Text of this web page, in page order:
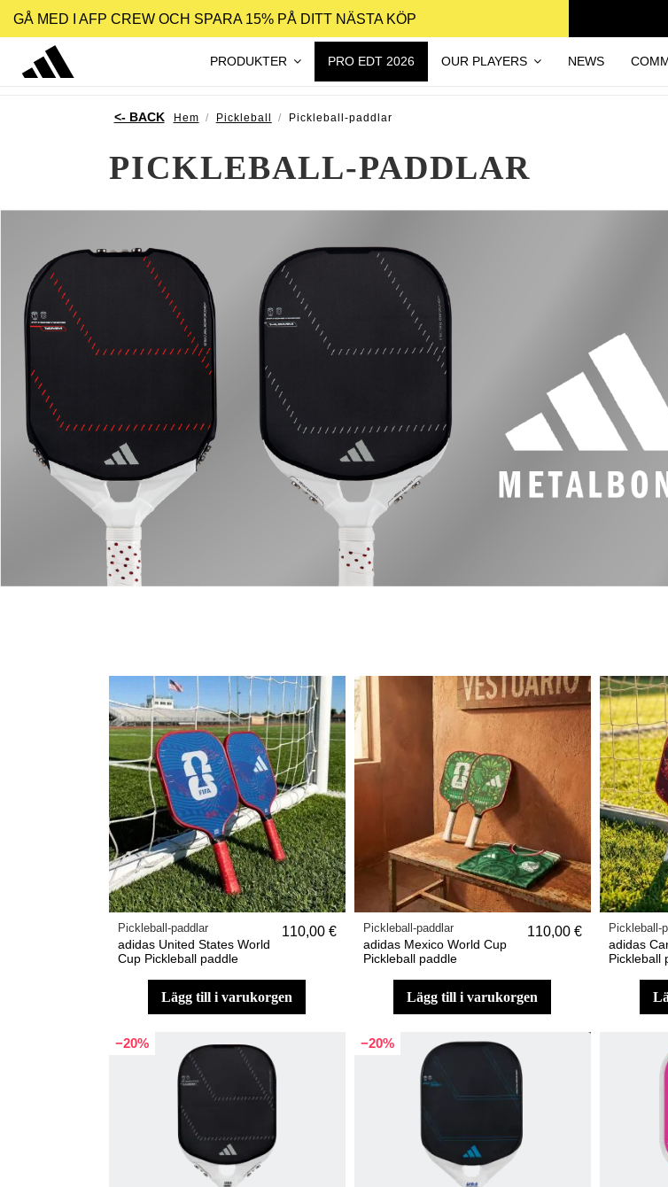
GÅ MED I AFP CREW OCH SPARA 15% PÅ DITT NÄSTA KÖP
PRODUKTER PRO EDT 2026 OUR PLAYERS NEWS
Hem Pickleball Pickleball-paddlar
PICKLEBALL-PADDLAR
Pickleball-paddlar
adidas United States World
Cup Pickleball paddle
110,00 €
lägg till i varukorgen
Pickleball-paddlar
adidas Mexico World Cup
Pickleball paddle
110,00 €
lägg till i varukorgen
Pickleball-
adidas
Pickleball
−20% −20%